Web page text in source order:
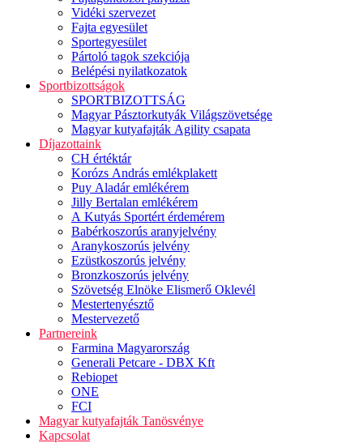
Vidéki szervezet
Fajta egyesület
Sportegyesület
Pártoló tagok szekciója
Belépési nyilatkozatok
Sportbizottságok
SPORTBIZOTTSÁG
Magyar Pásztorkutyák Világszövetsége
Magyar kutyafajták Agility csapata
Díjazottaink
CH értéktár
Korózs András emlékplakett
Puy Aladár emlékérem
Jilly Bertalan emlékérem
A Kutyás Sportért érdemérem
Babérkoszorús aranyjelvény
Aranykoszorús jelvény
Ezüstkoszorús jelvény
Bronzkoszorús jelvény
Szövetség Elnöke Elismerő Oklevél
Mestertenyésztő
Mestervezető
Partnereink
Farmina Magyarország
Generali Petcare - DBX Kft
Rebiopet
ONE
FCI
Magyar kutyafajták Tanösvénye
Kapcsolat